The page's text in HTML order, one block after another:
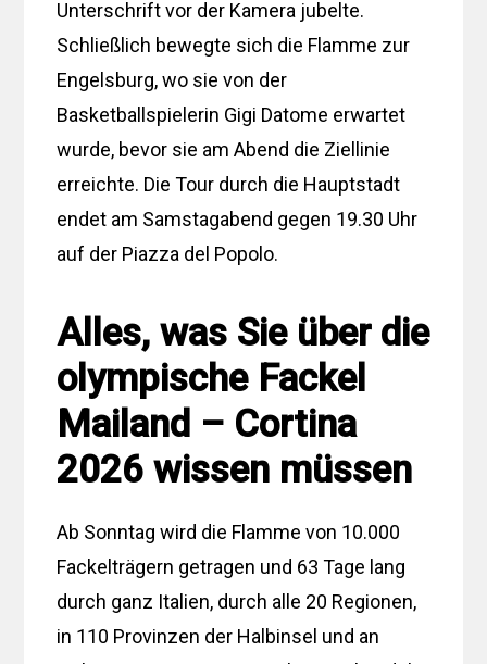
Unterschrift vor der Kamera jubelte.
Schließlich bewegte sich die Flamme zur
Engelsburg, wo sie von der
Basketballspielerin Gigi Datome erwartet
wurde, bevor sie am Abend die Ziellinie
erreichte. Die Tour durch die Hauptstadt
endet am Samstagabend gegen 19.30 Uhr
auf der Piazza del Popolo.
Alles, was Sie über die
olympische Fackel
Mailand – Cortina
2026 wissen müssen
Ab Sonntag wird die Flamme von 10.000
Fackelträgern getragen und 63 Tage lang
durch ganz Italien, durch alle 20 Regionen,
in 110 Provinzen der Halbinsel und an